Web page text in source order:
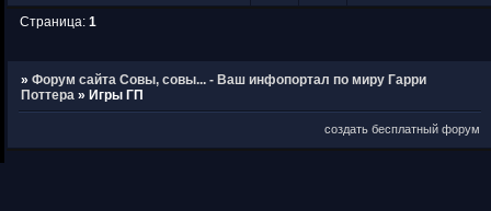
Страница:1
»Форум сайта Совы, совы... - Ваш инфопортал по миру Гарри
Поттера »Игры ГП
создать бесплатный форум